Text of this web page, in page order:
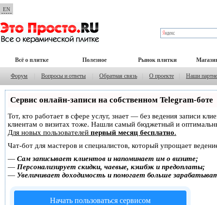
EN
Всё о плитке Полезное Рынок плитки
Форум Вопросы и ответы Обратная связь О проекте Наши
Сервис онлайн-записи на собственном Telegram-боте
Тот, кто работает в сфере услуг, знает — без ведения записи
клиентам о визитах тоже. Нашли самый бюджетный и
Для новых пользователей первый месяц бесплатно.
Чат-бот для мастеров и специалистов, который упрощает
— Сам записывает клиентов и напоминает им о визите;
— Персонализирует скидки, чаевые, кэшбэк и предоплаты;
— Увеличивает доходимость и помогает больше
Начать пользоваться сервисом